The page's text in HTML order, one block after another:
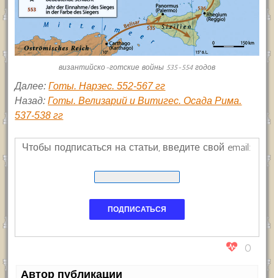
византийско-готские войны 535-554 годов
Далее:Готы. Нарзес. 552-567 гг
Назад:Готы. Велизарий и Витигес. Осада Рима.
537-538 гг
Чтобы подписаться на статьи, введите свой email:
0
Автор публикации